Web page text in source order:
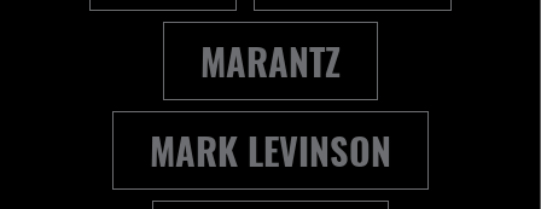
MARANTZ
MARK LEVINSON